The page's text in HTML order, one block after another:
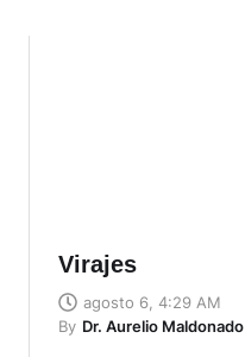
Virajes
agosto 6, 4:29 AM
By Dr. Aurelio Maldonado